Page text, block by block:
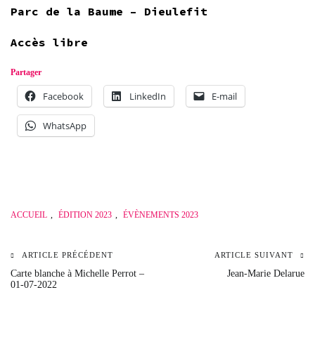
Parc de la Baume – Dieulefit
Accès libre
Partager
Facebook LinkedIn E-mail
WhatsApp
ACCUEIL , ÉDITION 2023 , ÉVÈNEMENTS 2023
Navigation
ARTICLE PRÉCÉDENT
Carte blanche à Michelle Perrot –
01-07-2022
ARTICLE SUIVANT
Jean-Marie Delarue